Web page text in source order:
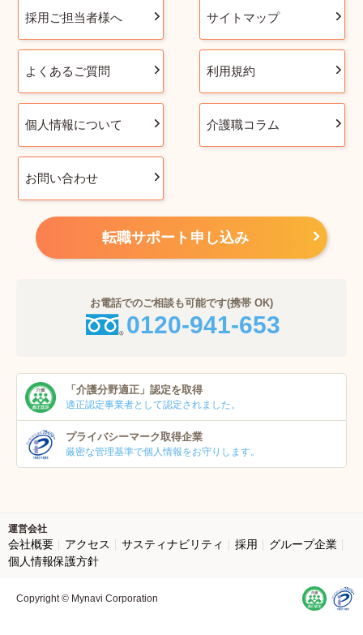
採用ご担当者様へ サイトマップ
よくあるご質問 利用規約
個人情報について 介護職コラム
お問い合わせ
転職サポート申し込み
お電話でのご相談も可能です(携帯 OK)
0120-941-653
「介護分野適正」 認定を取得
適正認定事業者として認定されました。
プライバシーマーク取得企業
厳密な管理基準で個人情報をお守りします。
運営会社
会社概要 アクセス サスティナビリティ 採用
グループ企業
個人情報保護方針
Copyright © Mynavi Corporation